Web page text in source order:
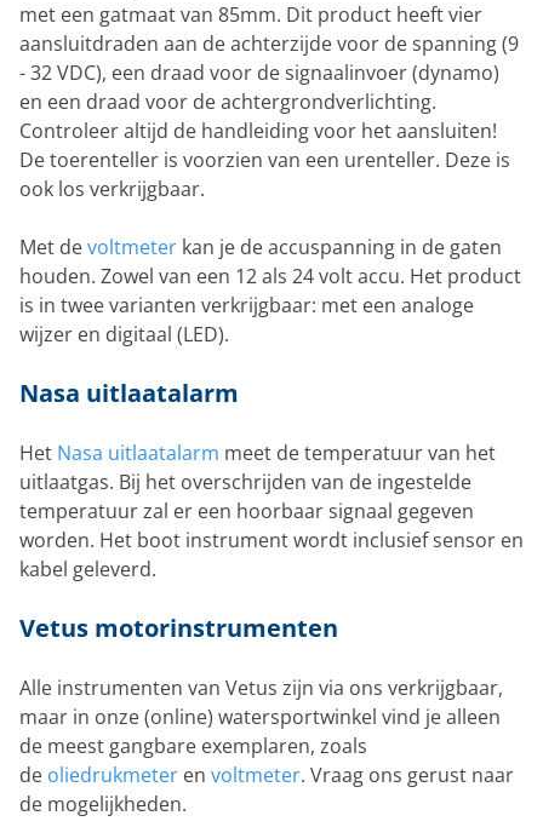
met een gatmaat van 85mm. Dit product heeft vier
aansluitdraden aan de achterzijde voor de spanning (9
- 32 VDC), een draad voor de signaalinvoer (dynamo)
en een draad voor de achtergrondverlichting.
Controleer altijd de handleiding voor het aansluiten!
De toerenteller is voorzien van een urenteller. Deze is
ook los verkrijgbaar.
Met devoltmeter kan je de accuspanning in de gaten
houden. Zowel van een 12 als 24 volt accu. Het product
is in twee varianten verkrijgbaar: met een analoge
wijzer en digitaal (LED).
Nasa uitlaatalarm
Het Nasa uitlaatalarm meet de temperatuur van het
uitlaatgas. Bij het overschrijden van de ingestelde
temperatuur zal er een hoorbaar signaal gegeven
worden. Het boot instrument wordt inclusief sensor en
kabel geleverd.
Vetus motorinstrumenten
Alle instrumenten van Vetus zijn via ons verkrijgbaar,
maar in onze (online) watersportwinkel vind je alleen
de meest gangbare exemplaren, zoals
de oliedrukmeter en voltmeter. Vraag ons gerust naar
de mogelijkheden.